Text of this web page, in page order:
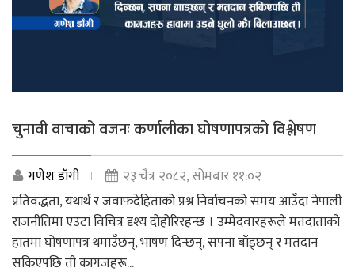
चुनावी वाचाको वजनः कर्णालीका घोषणापत्रको विश्लेषण
गणेश डाँगी
२३ चैत्र २०८२, सोमबार ११:०२
प्रतिवद्धता, यथार्थ र जवाफदेहिताको प्रश्न निर्वाचनको समय आउँदा नेपाली
राजनीतिमा एउटा विचित्र दृश्य दोहोरिरहन्छ । उम्मेदवारहरूले मतदाताको
हातमा घोषणापत्र थमाउँछन्, भाषण दिन्छन्, सपना बाँड्छन् र मतदान
सकिएपछि ती कागजहरू...